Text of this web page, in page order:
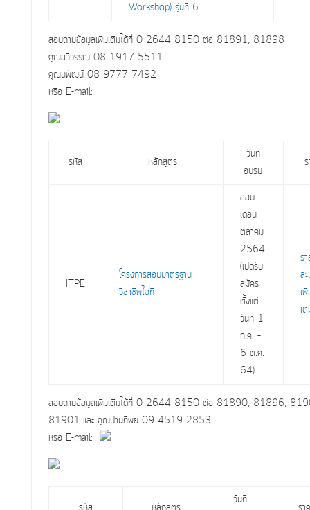
Workshop) รุ่นที่ 6
สอบถามข้อมูลเพิ่มเติมได้ที่ 0 2644 8150 ต่อ 81891, 81898
คุณฉวีวรรณ 08 1917 5511
คุณนิพัฒน์ 08 9777 7492
หรือ E-mail:
รหัส หลักสูตร
วันที่
อบรม
ITPE
โครงการสอบมาตรฐาน
วิชาชีพไอที
สอบ
เดือน
ตลาคม
2564
(เปิดรับ
สมัคร
ตั้งแต่
วันที่ 1
ก.ค. –
6 ต.ค.
64)
ร
ล
เ
เ
สอบถามข้อมูลเพิ่มเติมได้ที่ 0 2644 8150 ต่อ 81890, 81896,
81901 และ คุณปานทิพย์ 09 4519 2853
หรือ E-mail:
วันที่